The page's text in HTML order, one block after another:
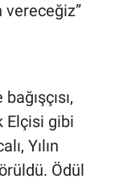
vereceğiz”
Elçisi gibi
Yılın
Ödül